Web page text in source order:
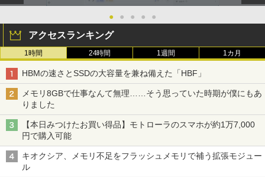
● ● ● ● ●
アクセスランキング
1時間 24時間 1週間 1カ月
HBMの速さとSSDの大容量を兼ね備えた「HBF」
メモリ8GBで仕事なんて無理……そう思っていた時期が僕にもあ
りました
【本日みつけたお買い得品】モトローラのスマホが約1万7,000
円で購入可能
キオクシア、メモリ不足をフラッシュメモリで補う拡張モジュー
ル